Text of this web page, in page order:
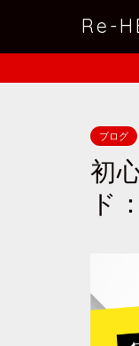
Re-
ブログ
初
ド